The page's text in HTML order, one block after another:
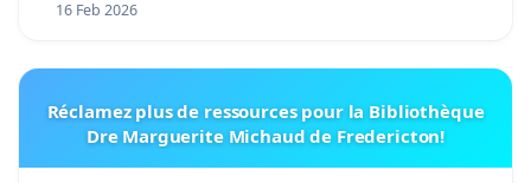
16 Feb 2026
Réclamez plus de ressources pour la Bibliothèque
Dre Marguerite Michaud de Fredericton!